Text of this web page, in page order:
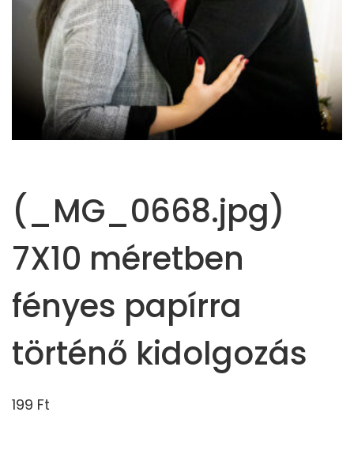
(_MG_0668.jpg)
7X10 méretben
fényes papírra
történő kidolgozás
199 Ft